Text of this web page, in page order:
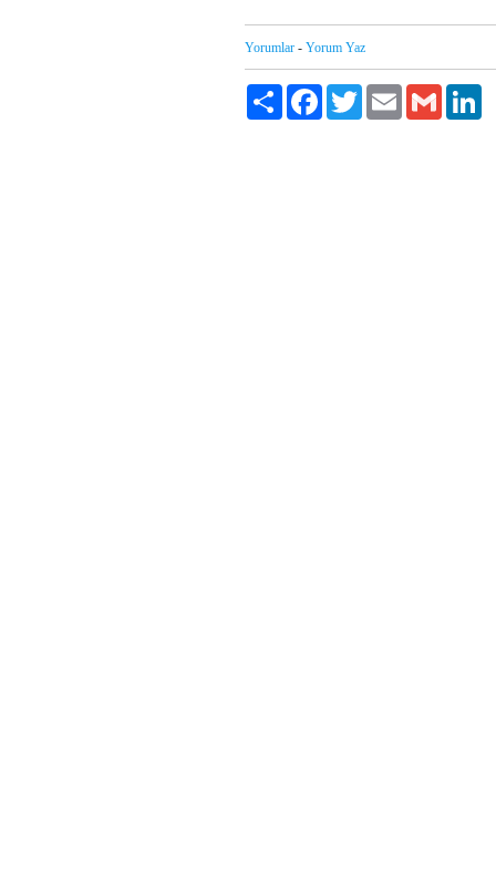
Yorumlar - Yorum Yaz
Paylaş FacebookTwitter Email Gmail